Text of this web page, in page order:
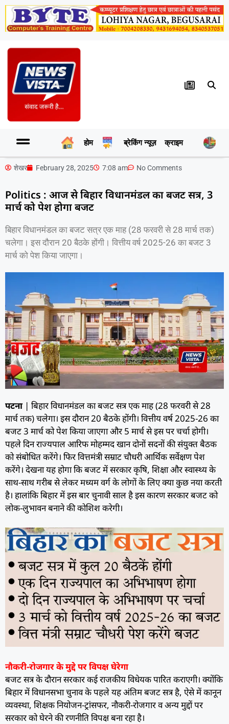
होम ब्रेकिंग न्यूज़ क्राइम
शेखर February 28, 2025 7:08 am No Comments
Politics : आज से बिहार विधानमंडल का बजट सत्र, 3
मार्च को पेश होगा बजट
बिहार विधानमंडल का बजट सत्र एक माह (28 फरवरी से 28 मार्च तक)
चलेगा। इस दौरान 20 बैठके होंगी। वित्तीय वर्ष 2025-26 का बजट 3
मार्च को पेश किया जाएगा।
पटना| बिहार विधानमंडल का बजट सत्र एक माह (28 फरवरी से 28
मार्च तक) चलेगा। इस दौरान 20 बैठके होंगी। वित्तीय वर्ष 2025-26 का
बजट 3 मार्च को पेश किया जाएगा और 5 मार्च से इस पर चर्चा होगी।
पहले दिन राज्यपाल आरिफ मोहम्मद खान दोनों सदनों की संयुक्त बैठक
को संबोधित करेंगे। फिर वित्तमंत्री सम्राट चौधरी आर्थिक सर्वेक्षण पेश
करेंगे। देखना यह होगा कि बजट में सरकार कृषि, शिक्षा और स्वास्थ्य के
साथ-साथ गरीब से लेकर मध्यम वर्ग के लोगों के लिए क्या कुछ नया करती
है। हालांकि बिहार में इस बार चुनावी साल है इस कारण सरकार बजट को
लोक-लुभावन बनाने की कोशिश करेगी।
नौकरी-रोजगार के मुद्दे पर विपक्ष घेरेगा
बजट सत्र के दौरान सरकार कई राजकीय विधेयक पारित कराएगी। क्योंकि
बिहार में विधानसभा चुनाव के पहले यह अंतिम बजट सत्र है, ऐसे में कानून
व्यवस्था, शिक्षक नियोजन-ट्रांसफर, नौकरी-रोजगार व अन्य मुद्दों पर
सरकार को घेरने की रणनीति विपक्ष बना रहा है।